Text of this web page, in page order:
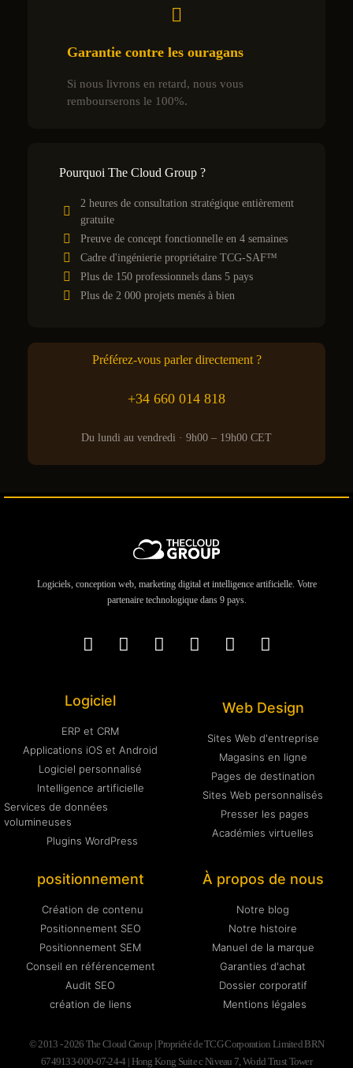
Garantie contre les ouragans
Si nous livrons en retard, nous vous
rembourserons le 100%.
Pourquoi The Cloud Group ?
2 heures de consultation stratégique entièrement
gratuite
Preuve de concept fonctionnelle en 4 semaines
Cadre d'ingénierie propriétaire TCG-SAF™
Plus de 150 professionnels dans 5 pays
Plus de 2 000 projets menés à bien
Préférez-vous parler directement ?
+34 660 014 818
Du lundi au vendredi · 9h00 – 19h00 CET
Logiciels, conception web, marketing digital et intelligence artificielle. Votre
partenaire technologique dans 9 pays.
Logiciel
ERP et CRM
Applications iOS et Android
Logiciel personnalisé
Intelligence artificielle
Services de données
volumineuses
Plugins WordPress
Web Design
Sites Web d'entreprise
Magasins en ligne
Pages de destination
Sites Web personnalisés
Presser les pages
Académies virtuelles
positionnement
Création de contenu
Positionnement SEO
Positionnement SEM
Conseil en référencement
Audit SEO
création de liens
À propos de nous
Notre blog
Notre histoire
Manuel de la marque
Garanties d'achat
Dossier corporatif
Mentions légales
© 2013 - 2026 The Cloud Group | Propriété de TCG Corporation Limited BRN
6749133-000-07-24-4 | Hong Kong Suite c Niveau 7, World Trust Tower